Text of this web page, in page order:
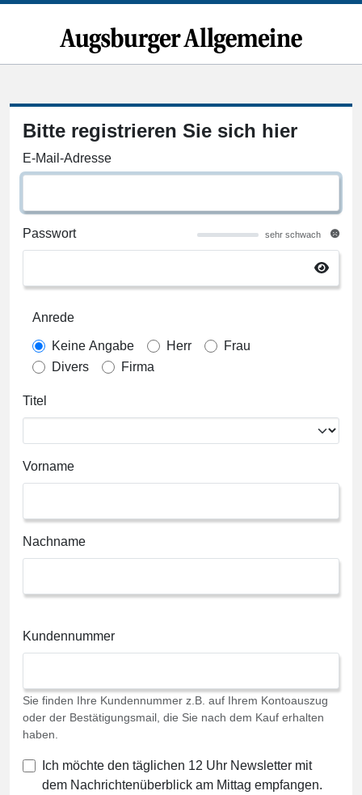
Bitte registrieren Sie sich hier
E-Mail-Adresse
Passwort sehr schwach
Anrede
Keine Angabe Herr
Frau
Divers
Firma
Titel
Vorname
Nachname
Kundennummer
Sie finden Ihre Kundennummer z.B. auf Ihrem Kontoauszug
oder der Bestätigungsmail, die Sie nach dem Kauf erhalten
haben.
Ich möchte den täglichen 12 Uhr Newsletter mit
dem Nachrichtenüberblick am Mittag empfangen.